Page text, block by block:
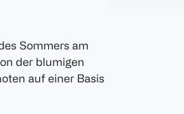
Sommers am
der blumigen
auf einer Basis